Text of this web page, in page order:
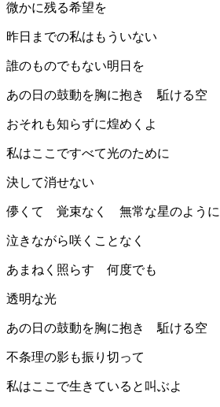
微かに残る希望を
昨日までの私はもういない
誰のものでもない明日を
あの日の鼓動を胸に抱き 駈ける空
おそれも知らずに煌めくよ
私はここですべて光のために
決して消せない
儚くて 覚束なく 無常な星のように
泣きながら咲くことなく
あまねく照らす 何度でも
透明な光
あの日の鼓動を胸に抱き 駈ける空
不条理の影も振り切って
私はここで生きていると叫ぶよ